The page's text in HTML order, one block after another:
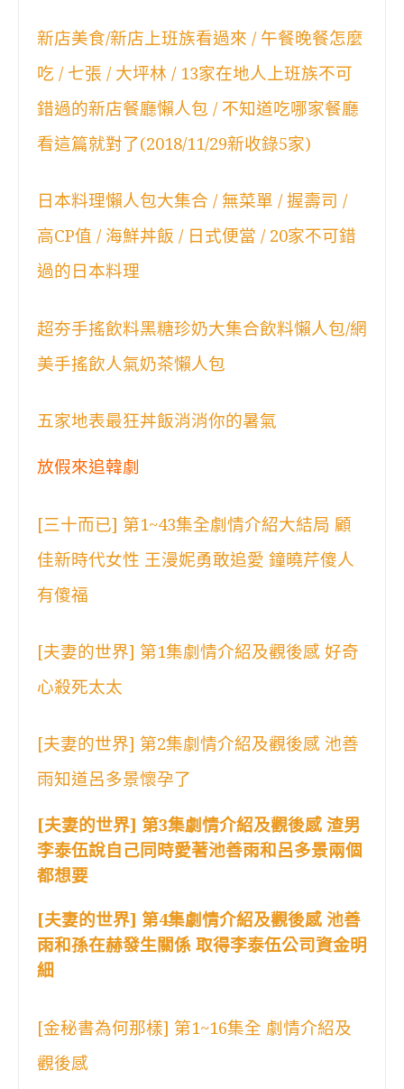
新店美食/新店上班族看過來 / 午餐晚餐怎麼
吃 / 七張 / 大坪林 / 13家在地人上班族不可
錯過的新店餐廳懶人包 / 不知道吃哪家餐廳
看這篇就對了(2018/11/29新收錄5家)
日本料理懶人包大集合 / 無菜單 / 握壽司 /
高CP值 / 海鮮丼飯 / 日式便當 / 20家不可錯
過的日本料理
超夯手搖飲料黑糖珍奶大集合飲料懶人包/網
美手搖飲人氣奶茶懶人包
五家地表最狂丼飯消消你的暑氣
放假來追韓劇
[三十而已] 第1~43集全劇情介紹大結局 顧
佳新時代女性 王漫妮勇敢追愛 鐘曉芹傻人
有傻福
[夫妻的世界] 第1集劇情介紹及觀後感 好奇
心殺死太太
[夫妻的世界] 第2集劇情介紹及觀後感 池善
雨知道呂多景懷孕了
[夫妻的世界] 第3集劇情介紹及觀後感 渣男
李泰伍說自己同時愛著池善雨和呂多景兩個
都想要
[夫妻的世界] 第4集劇情介紹及觀後感 池善
雨和孫在赫發生關係 取得李泰伍公司資金明
細
[金秘書為何那樣] 第1~16集全 劇情介紹及
觀後感